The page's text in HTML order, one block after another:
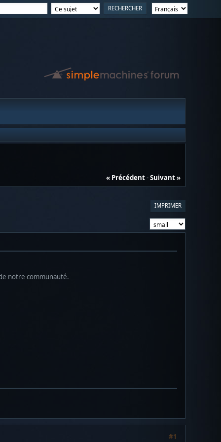
« Précédent-Suivant »
IMPRIMER
notre communauté.
#1